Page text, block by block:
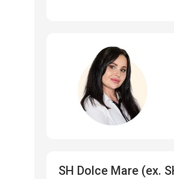
SH Dolce Mare (ex.